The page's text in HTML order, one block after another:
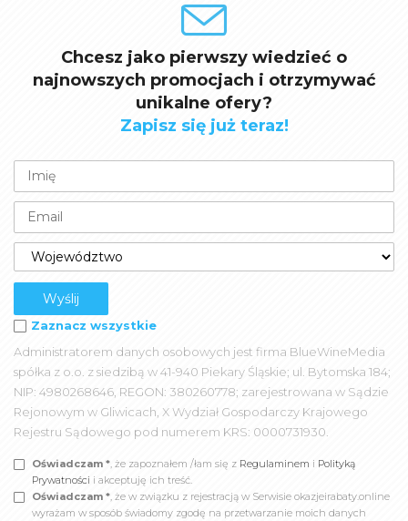
Chcesz jako pierwszy wiedzieć o
najnowszych promocjach i otrzymywać
unikalne ofery?
Zapisz się już teraz!
Zaznacz wszystkie
Administratorem danych osobowych jest firma BlueWineMedia
spółka z o.o. z siedzibą w 41-940 Piekary Śląskie; ul. Bytomska 184;
NIP: 4980268646, REGON: 380260778; zarejestrowana w Sądzie
Rejonowym w Gliwicach, X Wydział Gospodarczy Krajowego
Rejestru Sądowego pod numerem KRS: 0000731930.
Oświadczam *, że zapoznałem /łam się z Regulaminem i Polityką
Prywatności i akceptuję ich treść.
Oświadczam *, że w związku z rejestracją w Serwisie okazjeirabaty.online
wyrażam w sposób świadomy zgodę na przetwarzanie moich danych